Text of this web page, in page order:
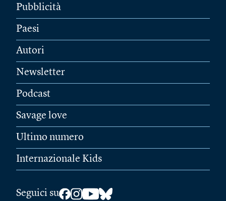
Pubblicità
Paesi
Autori
Newsletter
Podcast
Savage love
Ultimo numero
Internazionale Kids
Seguici su